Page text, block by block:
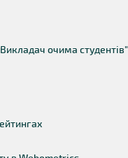
очима студентів"